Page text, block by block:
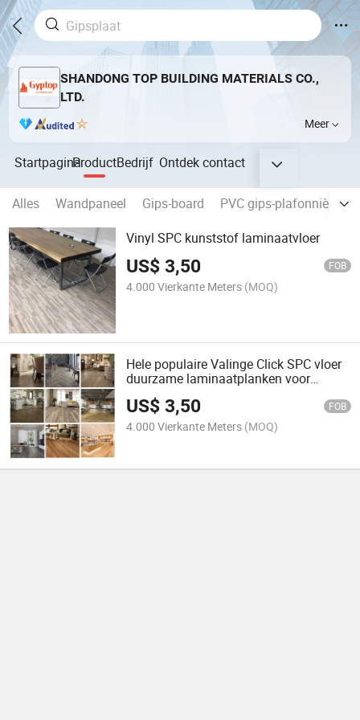
SHANDONG TOP BUILDING MATERIALS CO.,
LTD.
Meer
StartpaginaProductBedrijf Ontdekcontact
Alles Wandpaneel Gips-board PVC gips-plafonnière
Vinyl SPC kunststof laminaatvloer
US$3,50 FOB
4.000 Vierkante Meters (MOQ)
Hele populaire Valinge Click SPC vloer
duurzame laminaatplanken voor
huishoudelijk gebruik
US$3,50 FOB
4.000 Vierkante Meters (MOQ)